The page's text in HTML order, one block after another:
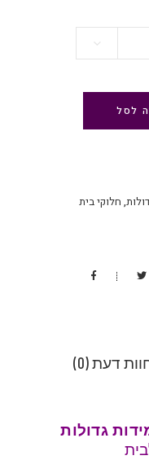
לסל
, חלוקי בית
דעת (0)
גדולות